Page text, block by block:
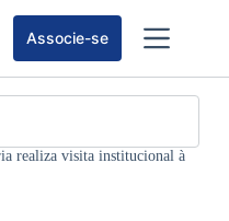
Associe-se
realiza visita institucional à